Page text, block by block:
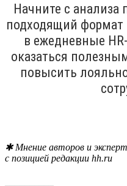
Начните с анализа
подходящий формат
в ежедневные
оказаться
повысить
✱ Мнение авторов и
с позицией редакции hh.ru